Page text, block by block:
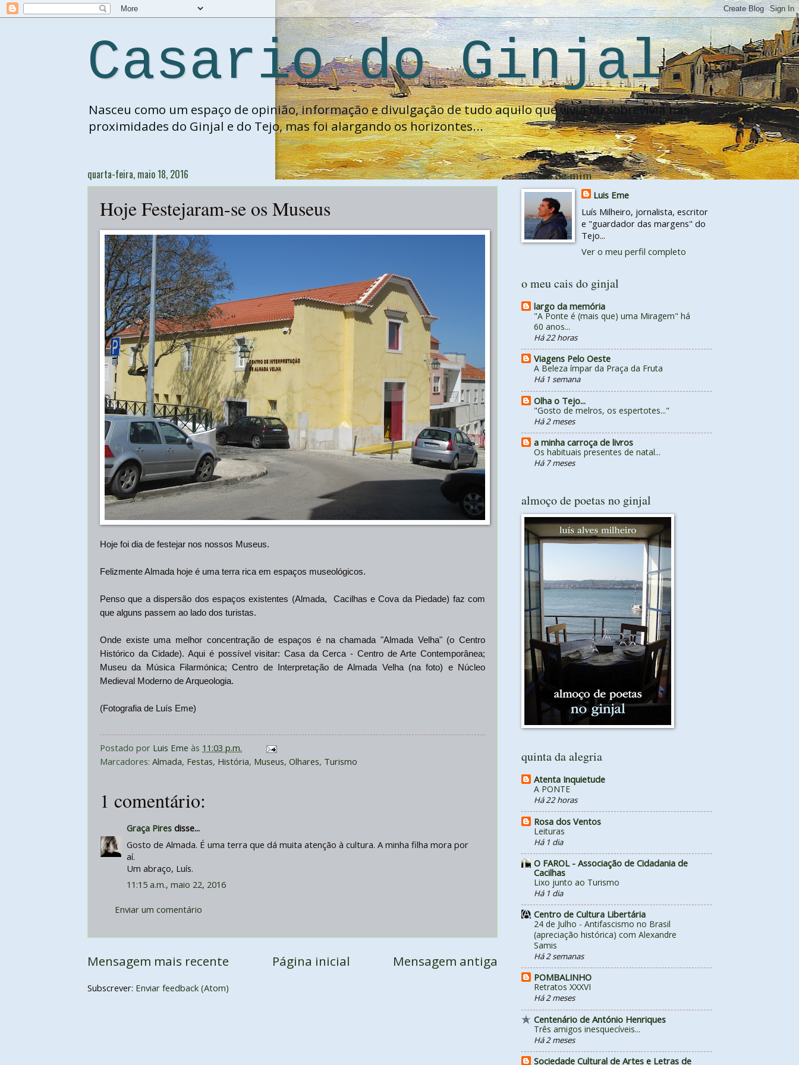
Casario do Ginjal
Nasceu como um espaço de opinião, informação e divulgação de tudo aquilo que vivia ou sobrevivia nas
proximidades do Ginjal e do Tejo, mas foi alargando os horizontes...
quarta-feira, maio 18, 2016
Hoje Festejaram-se os Museus
Hoje foi dia de festejar nos nossos Museus.
Felizmente Almada hoje é uma terra rica em espaços museológicos.
Penso que a dispersão dos espaços existentes (Almada, Cacilhas e Cova da Piedade) faz com
que alguns passem ao lado dos turistas.
Onde existe uma melhor concentração de espaços é na chamada "Almada Velha" (o Centro
Histórico da Cidade). Aqui é possível visitar: Casa da Cerca - Centro de Arte Contemporânea;
Museu da Música Filarmónica; Centro de Interpretação de Almada Velha (na foto) e Núcleo
Medieval Moderno de Arqueologia.
(Fotografia de Luís Eme)
Postado por Luis Eme às 11:03 p.m.
Marcadores: Almada, Festas, História, Museus, Olhares, Turismo
1 comentário:
Graça Pires disse...
Gosto de Almada. É uma terra que dá muita atenção à cultura. A minha filha mora por
aí.
Um abraço, Luís.
11:15 a.m., maio 22, 2016
Enviar um comentário
Mensagem mais recente Mensagem antiga
Página inicial
Subscrever: Enviar feedback (Atom)
acerca de mim
Luis Eme
Luís Milheiro, jornalista, escritor
e "guardador das margens" do
Tejo...
Ver o meu perfil completo
o meu cais do ginjal
largo da memória
"A Ponte é (mais que) uma Miragem" há
60 anos...
Há 22 horas
Viagens Pelo Oeste
A Beleza ímpar da Praça da Fruta
Há 1 semana
Olha o Tejo...
"Gosto de melros, os espertotes..."
Há 2 meses
a minha carroça de livros
Os habituais presentes de natal...
Há 7 meses
almoço de poetas no ginjal
quinta da alegria
Atenta Inquietude
A PONTE
Há 22 horas
Rosa dos Ventos
Leituras
Há 1 dia
O FAROL - Associação de Cidadania de
Cacilhas
Lixo junto ao Turismo
Há 1 dia
Centro de Cultura Libertária
24 de Julho - Antifascismo no Brasil
(apreciação histórica) com Alexandre
Samis
Há 2 semanas
POMBALINHO
Retratos XXXVI
Há 2 meses
Centenário de António Henriques
Três amigos inesquecíveis...
Há 2 meses
Sociedade Cultural de Artes e Letras de